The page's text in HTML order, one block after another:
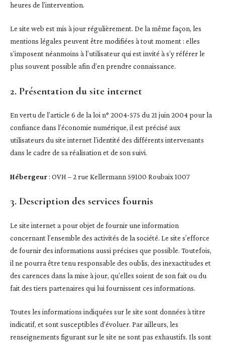
heures de l’intervention.
Le site web est mis à jour régulièrement. De la même façon, les
mentions légales peuvent être modifiées à tout moment : elles
s’imposent néanmoins à l’utilisateur qui est invité à s’y référer le
plus souvent possible afin d’en prendre connaissance.
2. Présentation du site internet
En vertu de l’article 6 de la loi n° 2004-575 du 21 juin 2004 pour la
confiance dans l’économie numérique, il est précisé aux
utilisateurs du site internet l’identité des différents intervenants
dans le cadre de sa réalisation et de son suivi.
Hébergeur: OVH – 2 rue Kellermann 59100 Roubaix 1007
3. Description des services fournis
Le site internet a pour objet de fournir une information
concernant l’ensemble des activités de la société. Le site s’efforce
de fournir des informations aussi précises que possible. Toutefois,
il ne pourra être tenu responsable des oublis, des inexactitudes et
des carences dans la mise à jour, qu’elles soient de son fait ou du
fait des tiers partenaires qui lui fournissent ces informations.
Toutes les informations indiquées sur le site sont données à titre
indicatif, et sont susceptibles d’évoluer. Par ailleurs, les
renseignements figurant sur le site ne sont pas exhaustifs. Ils sont